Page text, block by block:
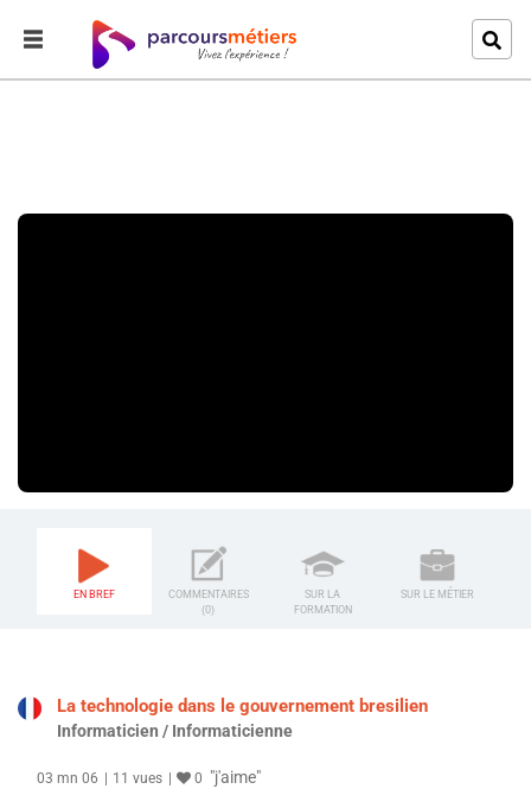
EN BREF
COMMENTAIRES
(0)
SUR LA
FORMATION
SUR LE MÉTIER
La technologie dans le gouvernement bresilien
Informaticien / Informaticienne
03 mn 06 11 vues 0 "j'aime"